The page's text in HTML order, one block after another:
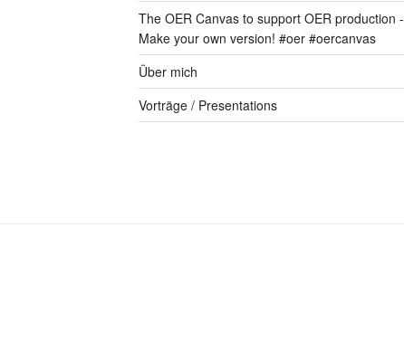
The OER Canvas to support OER production -
Make your own version! #oer #oercanvas
Über mich
Vorträge / Presentations